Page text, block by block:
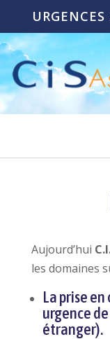
Aujourd’hui
les domaines
La prise
urgence
étranger).